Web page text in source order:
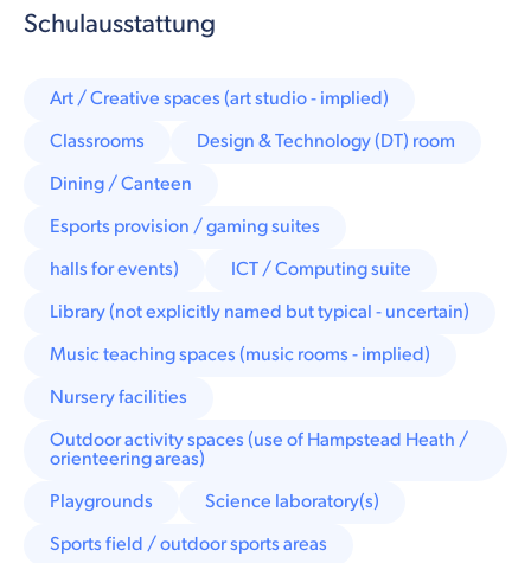
Schulausstattung
Art / Creative spaces (art studio - implied)
Classrooms
Design & Technology (DT) room
Dining / Canteen
Esports provision / gaming suites
halls for events)
ICT / Computing suite
Library (not explicitly named but typical - uncertain)
Music teaching spaces (music rooms - implied)
Nursery facilities
Outdoor activity spaces (use of Hampstead Heath /
orienteering areas)
Playgrounds
Science laboratory(s)
Sports field / outdoor sports areas